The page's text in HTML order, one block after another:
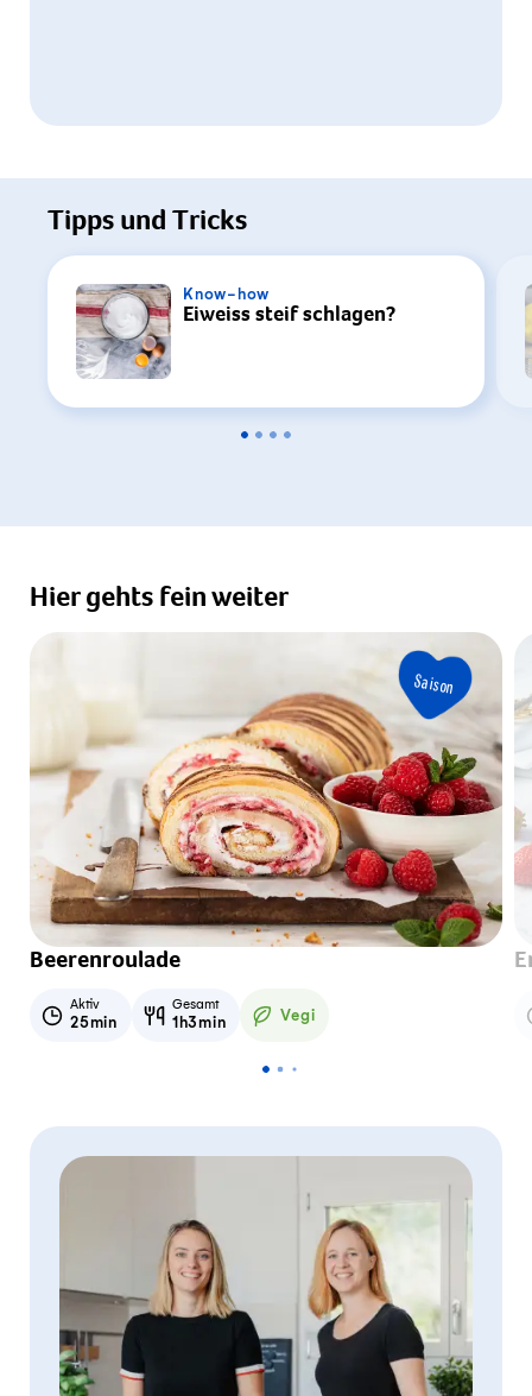
Um dieses Video ansehen zu können, ist
Ihre Zustimmung zur Datenverarbeitung
durch YouTube erforderlich. Details finden
Sie in unsererDatenschutzerklärung.
Einstellungen
Tipps und Tricks
Know-how
Eiweiss steif schlagen?
Hier gehts fein weiter
Saison
Beerenroulade
Aktiv
25min
Gesamt
1h3min Vegi
Vegetarisch